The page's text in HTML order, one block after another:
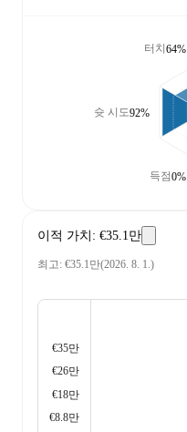
터치64%
슛 시도92%
득점0%
이적 가치 : €35.1만
최고: €35.1만(2026. 8. 1.)
€35만
€26만
€18만
€8.8만